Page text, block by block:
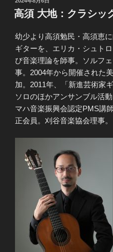
稿
日:
高須 大地：クラシッ
幼少より高須勉民・高須恵
ギターを、エリカ・シュト
び音楽理論を師事。ソルフ
事。2004年から開催された
加。2011年、「新進芸術家
ソロのほかアンサンブル活
マハ音楽振興会認定PMS講
正会員。刈谷音楽協会理事。